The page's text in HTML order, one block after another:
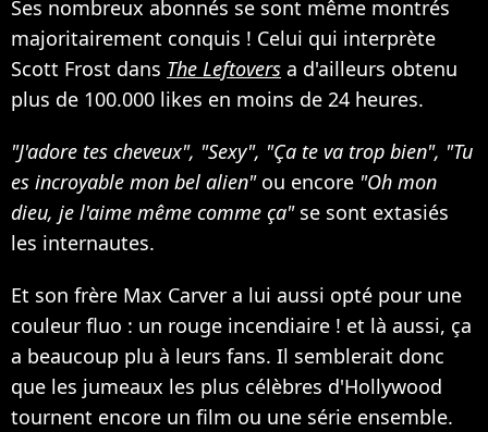
Ses nombreux abonnés se sont même montrés
majoritairement conquis ! Celui qui interprète
Scott Frost dans The Leftovers a d'ailleurs obtenu
plus de 100.000 likes en moins de 24 heures.
"J'adore tes cheveux", "Sexy", "Ça te va trop bien", "Tu
es incroyable mon bel alien"ou encore "Oh mon
dieu, je l'aime même comme ça"se sont extasiés
les internautes.
Et son frère Max Carver a lui aussi opté pour une
couleur fluo : un rouge incendiaire ! et là aussi, ça
a beaucoup plu à leurs fans. Il semblerait donc
que les jumeaux les plus célèbres d'Hollywood
tournent encore un film ou une série ensemble.